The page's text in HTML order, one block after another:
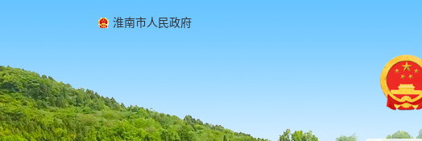
淮南市人民政府